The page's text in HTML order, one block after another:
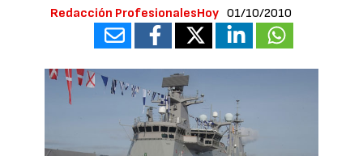
Redacción ProfesionalesHoy 01/10/2010